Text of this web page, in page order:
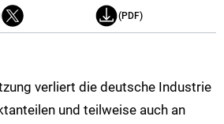
(PDF)
verliert die deutsche Industrie
und teilweise auch an